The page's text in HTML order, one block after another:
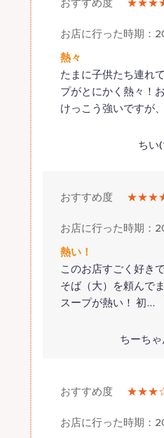
お店に行った時期：
熱々
たまに子供たち連れ
プがとにかく熱々！
けっこう強いですが
ちい
おすすめ度
お店に行った時期：
熱い！
このお店すごく好き
そば（大）を頼んで
スープが熱い！ 初…
ちーち
おすすめ度
お店に行った時期：